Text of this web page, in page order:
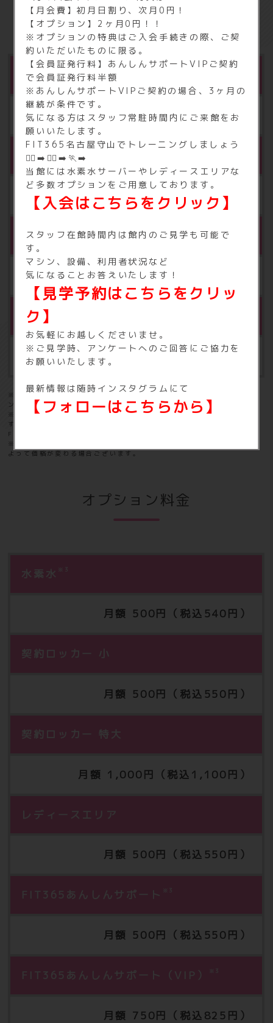
月会費
月額 2,980円（税込3,278円）
会員カード発行料
5,000円（税込5,500円）
セキュリティ管理／施設メンテナンス料
年額 4,980円（税込5,478円）
1DayPass
1回1,300円（税込1,430円）
※1：ご利用開始月より3ヶ月目にかかります。その後1年ごとに施設メ
ンテナンス料が毎年発生します。
※2：日付が変わるまで（使用した日の23時59分まで）何回でも出入り
することができます。
FIT365アプリをダウンロード後クレジットにてお支払いください。
※ダイナミックプライジングを導入しておりますので店舗や購入時期に
よって価格が変わる場合ございます。
オプション料金
水素水 ※3
月額 500円（税込540円）
契約ロッカー 小
月額 500円（税込550円）
契約ロッカー 特大
月額 1,000円（税込1,100円）
レディースエリア
月額 500円（税込550円）
FIT365あんしんサポート ※3
月額 500円（税込550円）
FIT365あんしんサポート（VIP） ※3
月額 750円（税込825円）
【月会費】初月日割り、次月0円！
【オプション】2ヶ月0円！！
※オプションの特典はご入会手続きの際、ご契
約いただいたものに限る。
【会員証発行料】あんしんサポートVIPご契約
で会員証発行料半額
※あんしんサポートVIPご契約の場合、3ヶ月の
継続が条件です。
気になる方はスタッフ常駐時間内にご来館をお
願いいたします。
FIT365名古屋守山でトレーニングしましょう
🏃‍♂️‍➡️🏃‍♀️‍➡️🏃‍➡️
当館には水素水サーバーやレディースエリアな
ど多数オプションをご用意しております。
【入会はこちらをクリック】
スタッフ在館時間内は館内のご見学も可能で
す。
マシン、設備、利用者状況など
気になることお答えいたします！
【見学予約はこちらをクリッ
ク】
お気軽にお越しくださいませ。
※ご見学時、アンケートへのご回答にご協力を
お願いいたします。
最新情報は随時インスタグラムにて
【フォローはこちらから】